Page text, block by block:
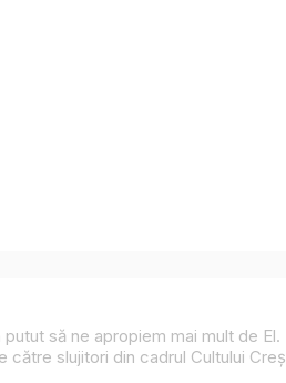
să ne apropiem mai mult de El.
slujitori din cadrul Cultului